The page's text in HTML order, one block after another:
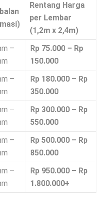
Rentang Harga
per Lembar
(1,2m x 2,4m)
–
Rp 75.000 – Rp
150.000
–
Rp 180.000 – Rp
350.000
–
Rp 300.000 – Rp
550.000
–
Rp 500.000 – Rp
850.000
–
Rp 950.000 – Rp
1.800.000+